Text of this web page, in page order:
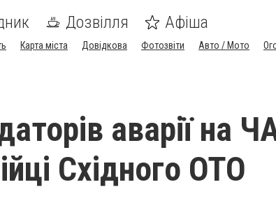
Дозвілля Афіша
Карта міста Довідкова Фотозвіти Авто / Мото
аварії на
Східного ОТО